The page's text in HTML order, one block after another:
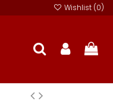
Wishlist (0)